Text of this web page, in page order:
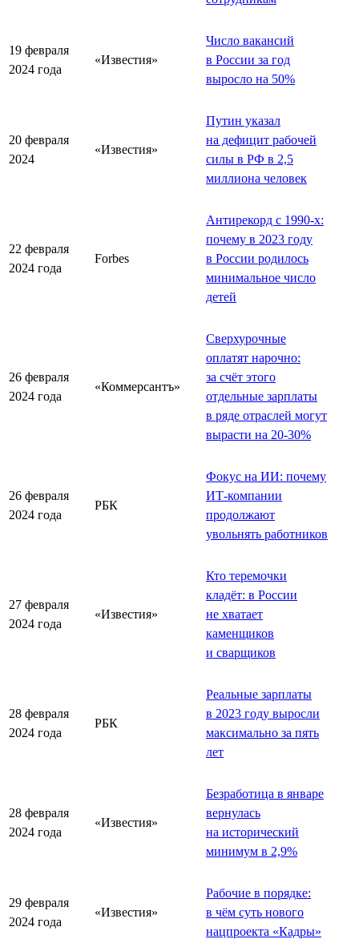
19 февраля
2024 года
«Известия»
Число вакансий
в России за год
выросло на 50%
20 февраля
2024
«Известия»
Путин указал
на дефицит рабочей
силы в РФ в 2,5
миллиона человек
22 февраля
2024 года
Forbes
Антирекорд с 1990-х:
почему в 2023 году
в России родилось
минимальное число
детей
26 февраля
2024 года
«Коммерсантъ»
Сверхурочные
оплатят нарочно:
за счёт этого
отдельные зарплаты
в ряде отраслей могут
вырасти на 20-30%
26 февраля
2024 года
РБК
Фокус на ИИ: почему
ИТ-компании
продолжают
увольнять работников
27 февраля
2024 года
«Известия»
Кто теремочки
кладёт: в России
не хватает
каменщиков
и сварщиков
28 февраля
2024 года
РБК
Реальные зарплаты
в 2023 году выросли
максимально за пять
лет
28 февраля
2024 года
«Известия»
Безработица в январе
вернулась
на исторический
минимум в 2,9%
29 февраля
2024 года
«Известия»
Рабочие в порядке:
в чём суть нового
нацпроекта «Кадры»